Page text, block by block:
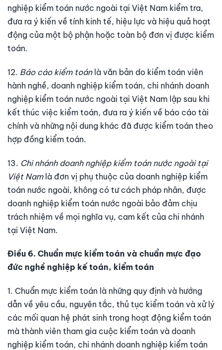
nghiệp kiểm toán nước ngoài tại Việt Nam kiểm tra,
đưa ra ý kiến về tính kinh tế, hiệu lực và hiệu quả hoạt
động của một bộ phận hoặc toàn bộ đơn vị được kiểm
toán.
12. Báo cáo kiểm toán là văn bản do kiểm toán viên
hành nghề, doanh nghiệp kiểm toán, chi nhánh doanh
nghiệp kiểm toán nước ngoài tại Việt Nam lập sau khi
kết thúc việc kiểm toán, đưa ra ý kiến về báo cáo tài
chính và những nội dung khác đã được kiểm toán theo
hợp đồng kiểm toán.
13. Chi nhánh doanh nghiệp kiểm toán nước ngoài tại
Việt Nam là đơn vị phụ thuộc của doanh nghiệp kiểm
toán nước ngoài, không có tư cách pháp nhân, được
doanh nghiệp kiểm toán nước ngoài bảo đảm chịu
trách nhiệm về mọi nghĩa vụ, cam kết của chi nhánh
tại Việt Nam.
Điều 6. Chuẩn mực kiểm toán và chuẩn mực đạo
đức nghề nghiệp kế toán, kiểm toán
1. Chuẩn mực kiểm toán là những quy định và hướng
dẫn về yêu cầu, nguyên tắc, thủ tục kiểm toán và xử lý
các mối quan hệ phát sinh trong hoạt động kiểm toán
mà thành viên tham gia cuộc kiểm toán và doanh
nghiệp kiểm toán, chi nhánh doanh nghiệp kiểm toán